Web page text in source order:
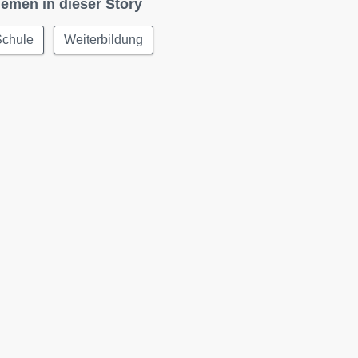
in dieser Story
Weiterbildung